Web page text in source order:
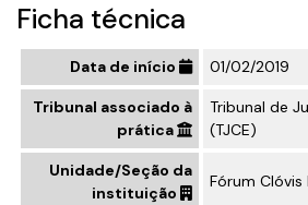
Ficha técnica
Data de início 01/02/2019
Tribunal associado à
prática
Tribunal de
(TJCE)
Unidade/Seção da
instituição
Fórum Clóvis